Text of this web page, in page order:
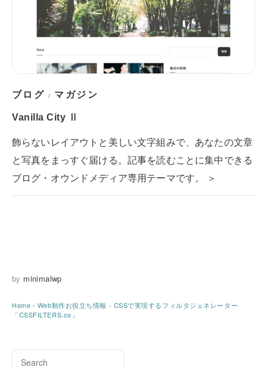
ブログ / マガジン
Vanilla City Ⅱ
飾らないレイアウトと美しい文字組みで、あなたの文章
と写真をまっすぐ届ける。記事を読むことに集中できる
ブログ・オウンドメディア専用テーマです。 ＞
by minimalwp
Home › Web制作お役立ち情報 › CSSで実現するフィルタジェネレーター
「CSSFILTERS.co」